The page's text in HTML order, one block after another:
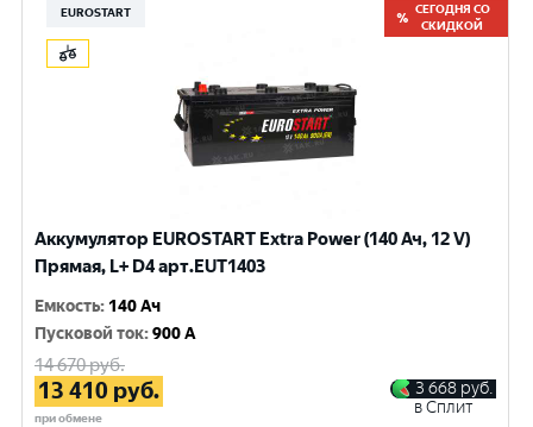
EUROSTART
СЕГОДНЯ СО
СКИДКОЙ
Аккумулятор EUROSTART Extra Power (140 Ач, 12 V)
Прямая, L+ D4 арт.EUT1403
Емкость: 140 Ач
Пусковой ток:900 A
14 670руб.
13 410 руб.
при обмене
3 668 руб.
в Сплит